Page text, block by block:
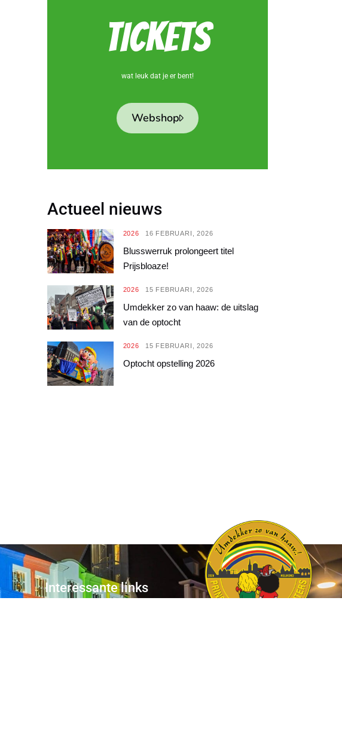
TICKETS
wat leuk dat je er bent!
Webshop
Actueel nieuws
2026 16 FEBRUARI, 2026
Blusswerruk prolongeert titel
Prijsbloaze!
2026 15 FEBRUARI, 2026
Umdekker zo van haaw: de uitslag
van de optocht
2026 15 FEBRUARI, 2026
Optocht opstelling 2026
Interessante links